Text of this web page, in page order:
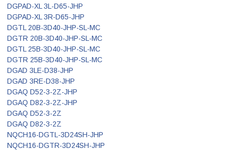
DGPAD-XL 3L-D65-JHP
DGPAD-XL 3R-D65-JHP
DGTL 20B-3D40-JHP-SL-MC
DGTR 20B-3D40-JHP-SL-MC
DGTL 25B-3D40-JHP-SL-MC
DGTR 25B-3D40-JHP-SL-MC
DGAD 3LE-D38-JHP
DGAD 3RE-D38-JHP
DGAQ D52-3-2Z-JHP
DGAQ D82-3-2Z-JHP
DGAQ D52-3-2Z
DGAQ D82-3-2Z
NQCH16-DGTL-3D24SH-JHP
NQCH16-DGTR-3D24SH-JHP